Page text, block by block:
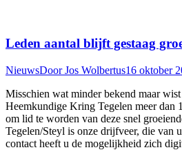
Leden aantal blijft gestaag
NieuwsDoorJos Wolbertus16 oktober
Misschien wat minder bekend maar
Heemkundige Kring Tegelen meer dan
om lid te worden van deze snel
Tegelen/Steyl is onze drijfveer, die van
contact heeft u de mogelijkheid zich